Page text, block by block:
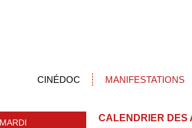
CINÉDOC MANIFESTATIONS
MARDI CALENDRIER DES